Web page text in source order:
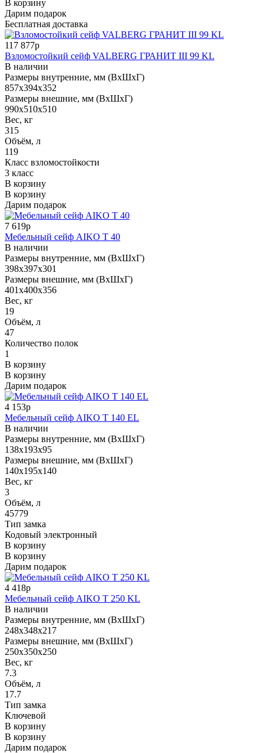
В корзину
Дарим подарок
Бесплатная доставка
117 877р
Взломостойкий сейф VALBERG ГРАНИТ III 99 KL
В наличии
Размеры внутренние, мм (ВхШхГ)
857x394x352
Размеры внешние, мм (ВхШхГ)
990x510x510
Вес, кг
315
Объём, л
119
Класс взломостойкости
3 класс
В корзину
В корзину
Дарим подарок
7 619р
Мебельный сейф AIKO Т 40
В наличии
Размеры внутренние, мм (ВхШхГ)
398x397x301
Размеры внешние, мм (ВхШхГ)
401x400x356
Вес, кг
19
Объём, л
47
Количество полок
1
В корзину
В корзину
Дарим подарок
4 153р
Мебельный сейф AIKO T 140 EL
В наличии
Размеры внутренние, мм (ВхШхГ)
138x193x95
Размеры внешние, мм (ВхШхГ)
140x195x140
Вес, кг
3
Объём, л
45779
Тип замка
Кодовый электронный
В корзину
В корзину
Дарим подарок
4 418р
Мебельный сейф AIKO T 250 KL
В наличии
Размеры внутренние, мм (ВхШхГ)
248x348x217
Размеры внешние, мм (ВхШхГ)
250x350x250
Вес, кг
7.3
Объём, л
17.7
Тип замка
Ключевой
В корзину
В корзину
Дарим подарок